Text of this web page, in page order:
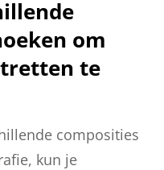
om
te
composities
kun je